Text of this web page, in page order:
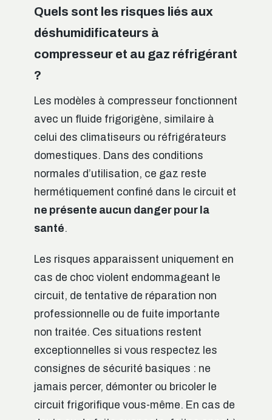
Quels sont les risques liés aux
déshumidificateurs à
compresseur et au gaz réfrigérant
?
Les modèles à compresseur fonctionnent
avec un fluide frigorigène, similaire à
celui des climatiseurs ou réfrigérateurs
domestiques. Dans des conditions
normales d’utilisation, ce gaz reste
hermétiquement confiné dans le circuit et
ne présente aucun danger pour la
santé.
Les risques apparaissent uniquement en
cas de choc violent endommageant le
circuit, de tentative de réparation non
professionnelle ou de fuite importante
non traitée. Ces situations restent
exceptionnelles si vous respectez les
consignes de sécurité basiques : ne
jamais percer, démonter ou bricoler le
circuit frigorifique vous-même. En cas de